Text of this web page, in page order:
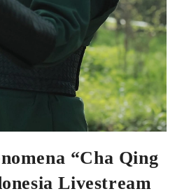
“Cha Qing
Livestream